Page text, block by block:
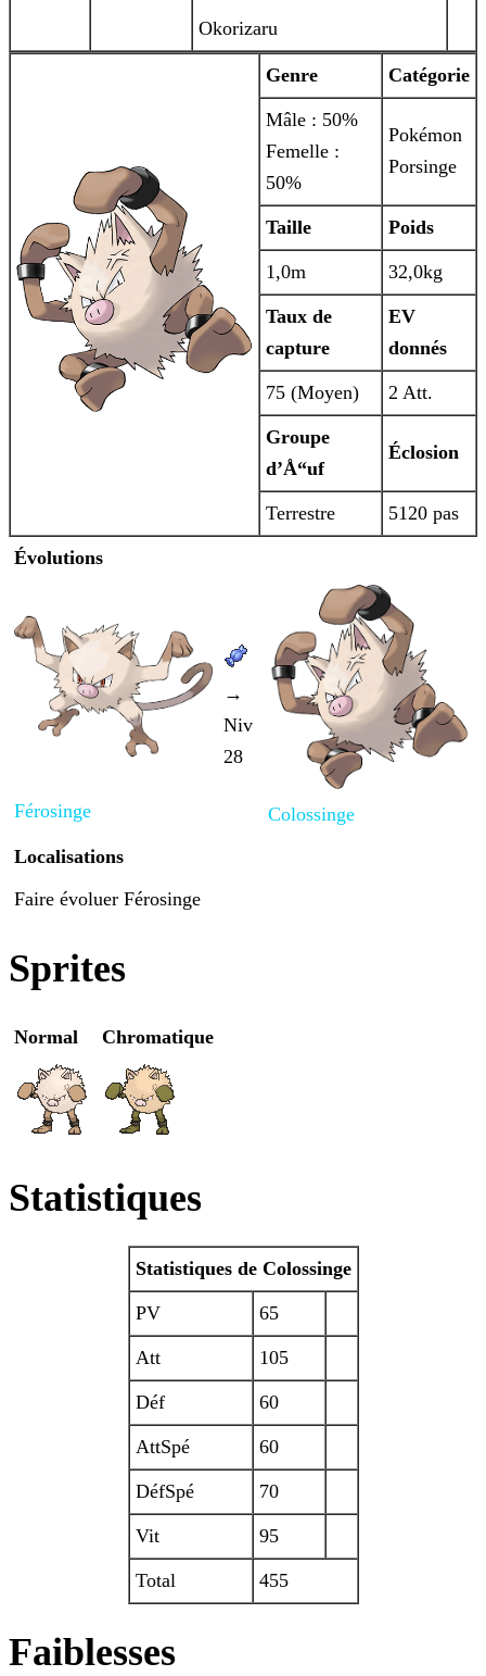
Okorizaru
Genre Catégorie
Mâle : 50%
Femelle :
50%
Pokémon
Porsinge
Taille Poids
1,0m 32,0kg
Taux de
capture
EV
donnés
75 (Moyen) 2 Att.
Groupe
d’Å“uf
Éclosion
Terrestre 5120 pas
Évolutions
Férosinge
→
Niv
28
Colossinge
Localisations
Faire évoluer Férosinge
Sprites
Normal Chromatique
Statistiques
Statistiques de Colossinge
PV 65
Att 105
Déf 60
AttSpé 60
DéfSpé 70
Vit 95
Total 455
Faiblesses